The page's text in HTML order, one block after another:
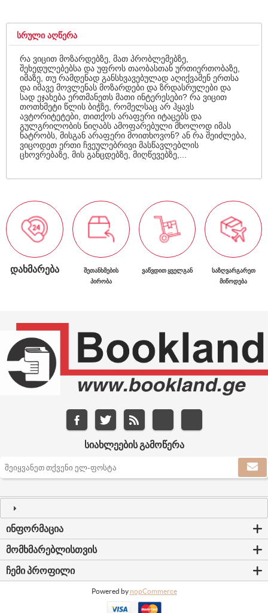
ᲡᲠᲣᲚᲘ ᲐᲦᲬᲔᲠᲐ
რა ვიცით მოზარდებზე, მათ პრობლემებზე,
შეხედულებებსა და უფროს თაობასთან ურთიერთობაზე,
იმაზე, თუ რამდენად განსხვავებულად აღიქვამენ ერთსა
და იმავე მოვლენას მოზარდები და ზრდასრულები და
სად ეჯახება ერთმანეთს მათი ინტერესები? რა ვიცით
თოთხმეტი წლის ბიჭზე, რომელსაც არ ჰყავს
ავტორიტეტები, თითქოს არაფერი იტაცებს და
გულგრილობის ნიღაბს ამოფარებული მხოლოდ იმას
ნატრობს, მისგან არაფერი მოითხოვონ? ან რა შეიძლება,
ვიცოდეთ ერთი ჩვეულებრივი მასწავლებლის
ცხოვრებაზე, მის განცდებზე, მიღწევებზე,...
ᲓᲐᲮᲛᲐᲠᲔᲑᲐ
ᲨᲔᲗᲐᲜᲮᲛᲔᲑᲘᲡ
ᲞᲘᲠᲝᲑᲐ
ᲕᲐᲬᲕᲓᲘᲗ ᲧᲕᲔᲚᲒᲐᲜ
ᲡᲐᲖᲦᲕᲐᲠᲒᲐᲠᲔᲗ
ᲛᲘᲬᲝᲓᲔᲑᲐ
ᲡᲘᲐᲮᲚᲔᲔᲑᲘᲡ ᲒᲐᲛᲝᲬᲔᲠᲐ
ᲘᲜᲤᲝᲠᲛᲐᲪᲘᲐ
ᲛᲝᲛᲮᲛᲐᲠᲔᲑᲚᲘᲡᲗᲕᲘᲡ
ᲩᲔᲛᲘ ᲞᲠᲝᲤᲘᲚᲘ
Powered by nopCommerce